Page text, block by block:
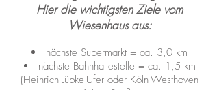
Hier die wichtigsten Ziele vom
Wiesenhaus aus:
nächste Supermarkt = ca. 3,0 km
nächste Bahnhaltestelle = ca. 1,5 km
(Heinrich-Lübke-Ufer oder Köln-Westhoven